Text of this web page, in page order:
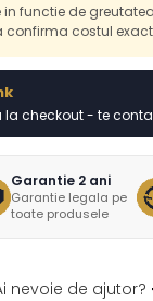
functie de
confirma costul
checkout - te
Garantie 2 ani
Garantie legala pe
toate produsele
nevoie de ajutor?